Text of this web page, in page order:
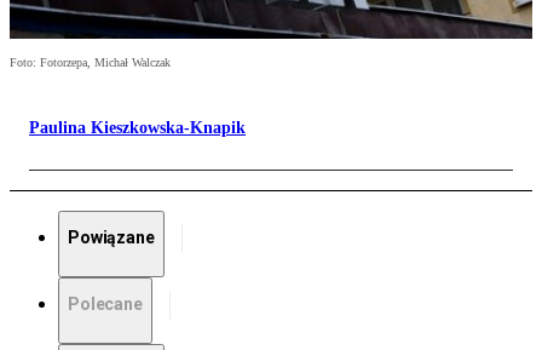
Foto: Fotorzepa, Michał Walczak
Paulina Kieszkowska-Knapik
Powiązane
Polecane